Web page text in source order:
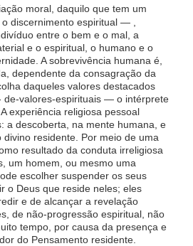
moral, daquilo que tem um
discernimento espiritual — ,
entre o bem e o mal, a
e o espiritual, o humano e o
A sobrevivência humana é,
dependente da consagração da
daqueles valores destacados
de-valores-espirituais — o intérprete
experiência religiosa pessoal
a descoberta, na mente humana, e
residente. Por meio de uma
resultado da conduta irreligiosa
um homem, ou mesmo uma
escolher suspender os seus
o Deus que reside neles; eles
e de alcançar a revelação
de não-progressão espiritual, não
tempo, por causa da presença e
do Pensamento residente.